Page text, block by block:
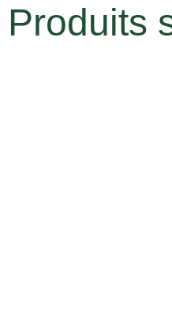
Produits